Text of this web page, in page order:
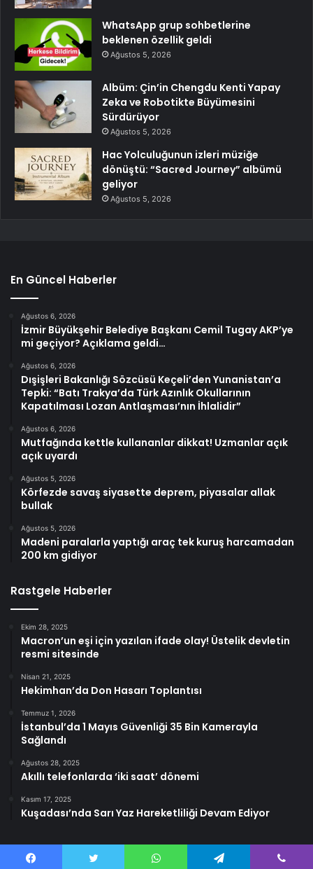
WhatsApp grup sohbetlerine
beklenen özellik geldi
Ağustos 5, 2026
Albüm: Çin’in Chengdu Kenti Yapay
Zeka ve Robotikte Büyümesini
Sürdürüyor
Ağustos 5, 2026
Hac Yolculuğunun izleri müziğe
dönüştü: “Sacred Journey” albümü
geliyor
Ağustos 5, 2026
En Güncel Haberler
Ağustos 6, 2026
İzmir Büyükşehir Belediye Başkanı Cemil Tugay AKP’ye
mi geçiyor? Açıklama geldi…
Ağustos 6, 2026
Dışişleri Bakanlığı Sözcüsü Keçeli’den Yunanistan’a
Tepki: “Batı Trakya’da Türk Azınlık Okullarının
Kapatılması Lozan Antlaşması’nın İhlalidir”
Ağustos 6, 2026
Mutfağında kettle kullananlar dikkat! Uzmanlar açık
açık uyardı
Ağustos 5, 2026
Körfezde savaş siyasette deprem, piyasalar allak
bullak
Ağustos 5, 2026
Madeni paralarla yaptığı araç tek kuruş harcamadan
200 km gidiyor
Rastgele Haberler
Ekim 28, 2025
Macron’un eşi için yazılan ifade olay! Üstelik devletin
resmi sitesinde
Nisan 21, 2025
Hekimhan’da Don Hasarı Toplantısı
Temmuz 1, 2026
İstanbul’da 1 Mayıs Güvenliği 35 Bin Kamerayla
Sağlandı
Ağustos 28, 2025
Akıllı telefonlarda ‘iki saat’ dönemi
Kasım 17, 2025
Kuşadası’nda Sarı Yaz Hareketliliği Devam Ediyor